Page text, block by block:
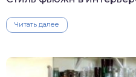
Читать далее